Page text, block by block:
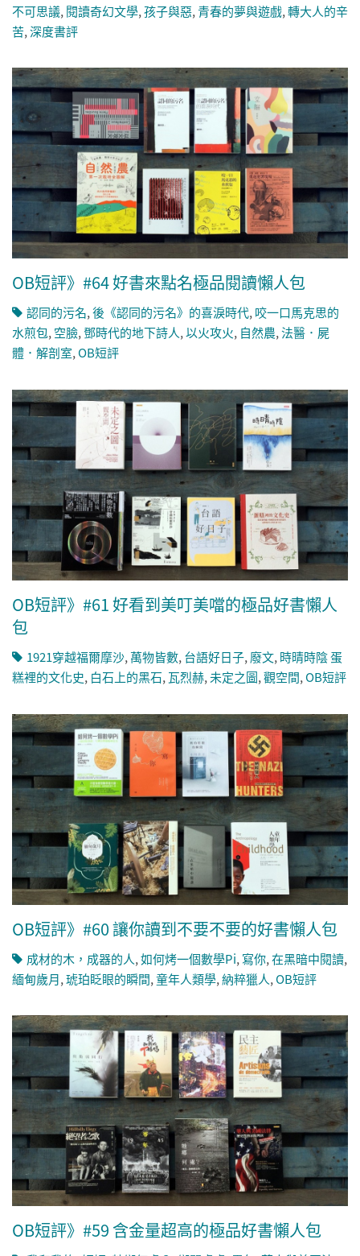
不可思議, 閱讀奇幻文學,孩子與惡,青春的夢與遊戲,轉大人的辛
苦,深度書評
OB短評》#64 好書來點名極品閱讀懶人包
認同的污名,後《認同的污名》的喜淚時代,咬一口馬克思的
水煎包,空臉,鄧時代的地下詩人,以火攻火, 自然農,法醫．屍
體．解剖室,OB短評
OB短評》#61 好看到美叮美噹的極品好書懶人
包
1921穿越福爾摩沙,萬物皆數, 台語好日子, 廢文, 時晴時陰 蛋
糕裡的文化史, 白石上的黑石, 瓦烈赫, 未定之圖,觀空間,OB短評
OB短評》#60 讓你讀到不要不要的好書懶人包
成材的木，成器的人,如何烤一個數學Pi, 寫你,在黑暗中閱讀,
緬甸歲月,琥珀眨眼的瞬間,童年人類學,納粹獵人,OB短評
OB短評》#59 含金量超高的極品好書懶人包